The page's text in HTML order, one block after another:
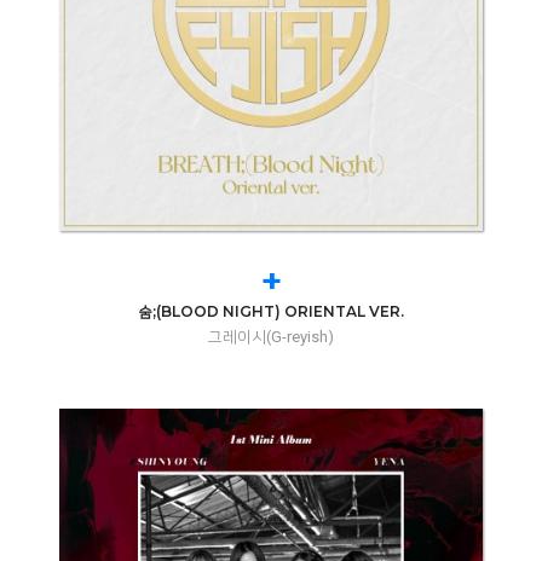
+
숨;(BLOOD NIGHT) ORIENTAL VER.
그레이시(G-reyish)